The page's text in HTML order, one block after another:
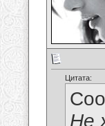
Цитата:
Не